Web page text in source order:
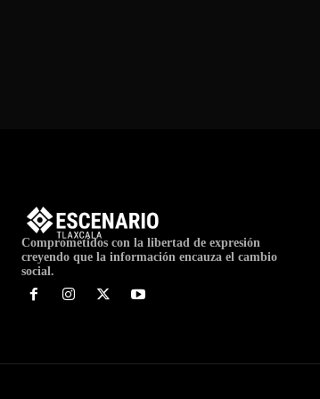
Comprometidos con la libertad de expresión
creyendo que la información encauza el cambio
social.